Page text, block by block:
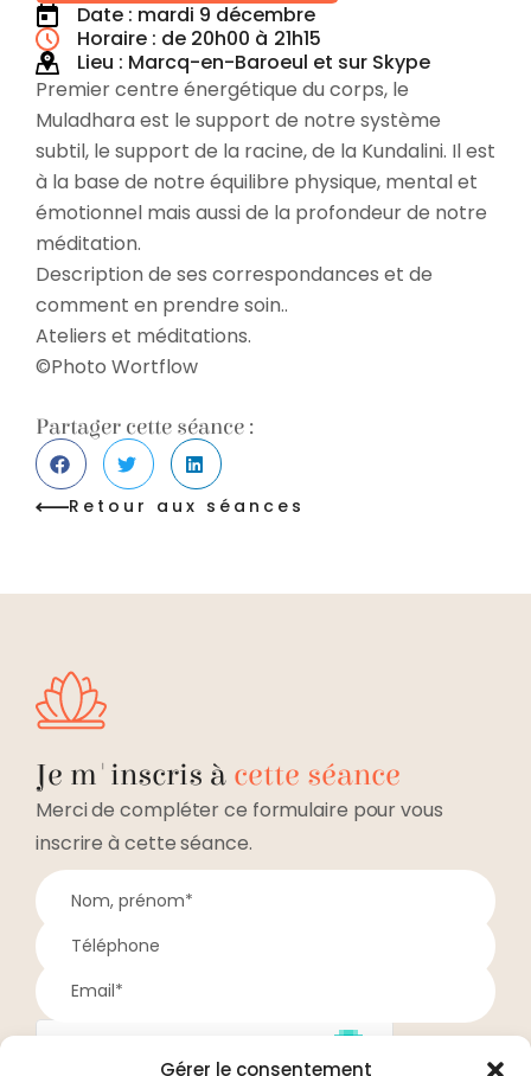
Gérer le consentement
Date : mardi 9 décembre
Horaire : de 20h00 à 21h15
Lieu : Marcq-en-Baroeul et sur Skype
Premier centre énergétique du corps, le
Muladhara est le support de notre système
subtil, le support de la racine, de la Kundalini. Il est
à la base de notre équilibre physique, mental et
émotionnel mais aussi de la profondeur de notre
méditation.
Description de ses correspondances et de
comment en prendre soin..
Ateliers et méditations.
©Photo Wortflow
Partager cette séance :
Retour aux séances
Je m'inscris à cette séance
Merci de compléter ce formulaire pour vous
inscrire à cette séance.